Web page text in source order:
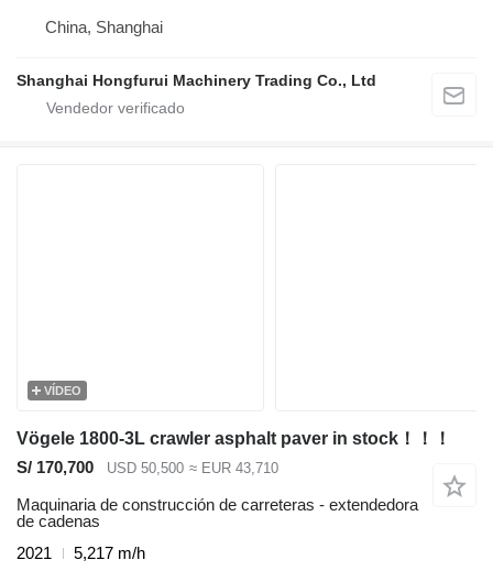
China, Shanghai
Shanghai Hongfurui Machinery Trading Co., Ltd
VÍDEO
Vögele 1800-3L crawler asphalt paver in stock！！！
S/ 170,700
USD 50,500 ≈ EUR 43,710
Maquinaria de construcción de carreteras - extendedora
de cadenas
2021
5,217 m/h